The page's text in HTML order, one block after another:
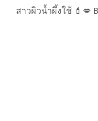
สาวผิวน้ำผึ้งใช้ 💄💋